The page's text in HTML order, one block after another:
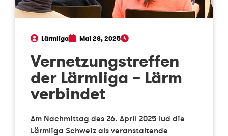
Lärmliga Mai 28, 2025
Vernetzungstreffen
der Lärmliga – Lärm
verbindet
Am Nachmittag des 26. April 2025 lud die
Lärmliga Schweiz als veranstaltende